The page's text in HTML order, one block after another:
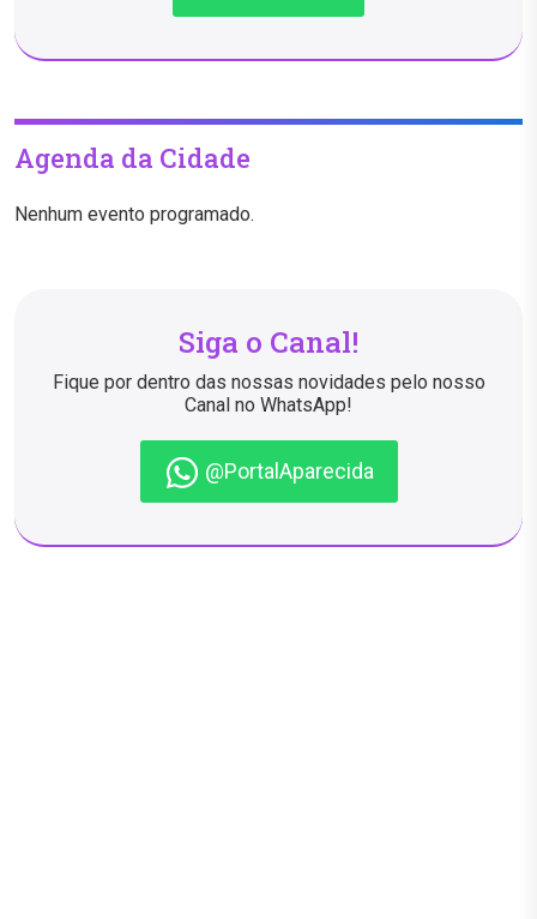
Agenda da Cidade
Nenhum evento programado.
Siga o Canal!
Fique por dentro das nossas novidades pelo nosso
Canal no WhatsApp!
@PortalAparecida